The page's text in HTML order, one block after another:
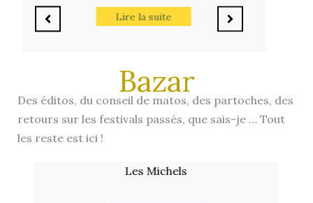
Lire la suite
Bazar
Des éditos, du conseil de matos, des partoches, des
retours sur les festivals passés, que sais-je … Tout
les reste est ici !
Les Michels